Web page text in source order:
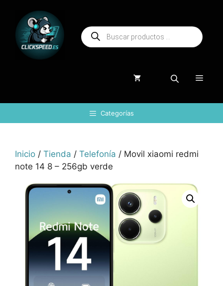
contenido
Búsqueda
de
productos
Menú
Categorías
Inicio / Tienda / Telefonía / Movil xiaomi redmi
note 14 8 – 256gb verde